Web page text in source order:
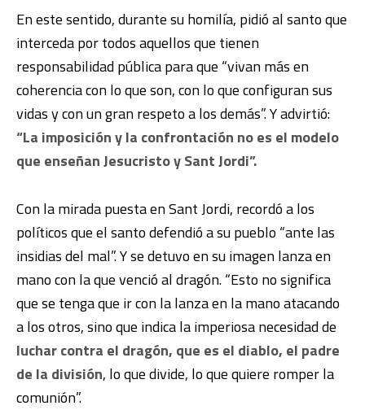
En este sentido, durante su homilía, pidió al santo que
interceda por todos aquellos que tienen
responsabilidad pública para que “vivan más en
coherencia con lo que son, con lo que configuran sus
vidas y con un gran respeto a los demás”. Y advirtió:
“La imposición y la confrontación no es el modelo
que enseñan Jesucristo y Sant Jordi”.
Con la mirada puesta en Sant Jordi, recordó a los
políticos que el santo defendió a su pueblo “ante las
insidias del mal”. Y se detuvo en su imagen lanza en
mano con la que venció al dragón. “Esto no significa
que se tenga que ir con la lanza en la mano atacando
a los otros, sino que indica la imperiosa necesidad de
luchar contra el dragón, que es el diablo, el padre
de la división, lo que divide, lo que quiere romper la
comunión”.